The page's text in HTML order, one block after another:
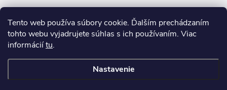
Tento web používa súbory cookie. Ďalším prechádzaním
tohto webu vyjadrujete súhlas s ich používaním. Viac
informáciítu.
Nastavenie
e